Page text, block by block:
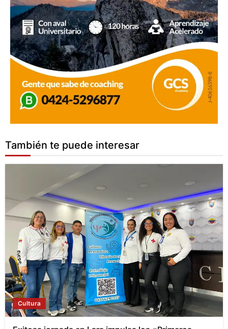
También te puede interesar
Cultura